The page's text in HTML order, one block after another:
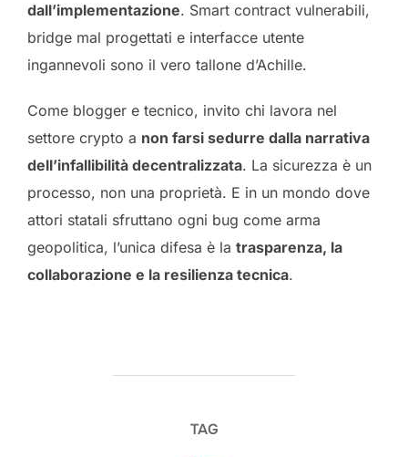
dall’implementazione. Smart contract vulnerabili,
bridge mal progettati e interfacce utente
ingannevoli sono il vero tallone d’Achille.
Come blogger e tecnico, invito chi lavora nel
settore crypto a non farsi sedurre dalla narrativa
dell’infallibilità decentralizzata. La sicurezza è un
processo, non una proprietà. E in un mondo dove
attori statali sfruttano ogni bug come arma
geopolitica, l’unica difesa è la trasparenza, la
collaborazione e la resilienza tecnica.
TAG